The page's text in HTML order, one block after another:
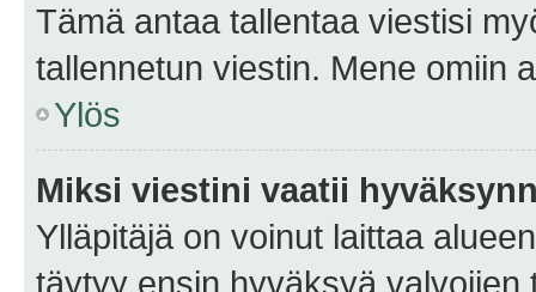
Tämä antaa tallentaa viestisi
tallennetun viestin. Mene omiin
Ylös
Miksi viestini vaatii
Ylläpitäjä on voinut laittaa
täytyy ensin hyväksyä